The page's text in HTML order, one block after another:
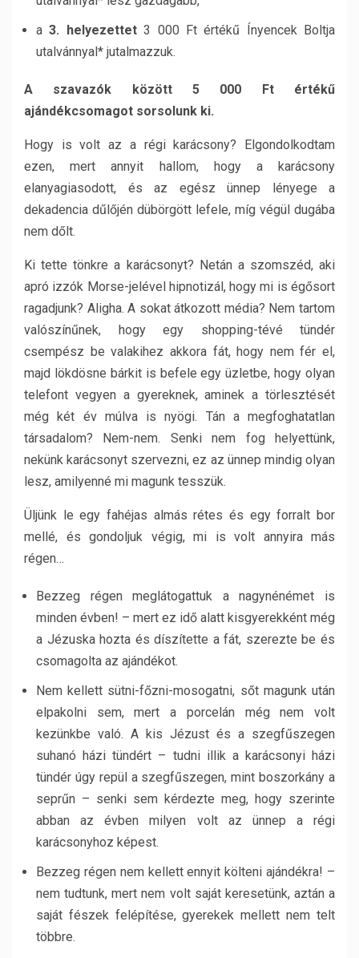
a3. helyezettet3 000 Ft értékű Ínyencek Boltja
utalvánnyal* jutalmazzuk.
A szavazók között 5 000 Ft értékű
ajándékcsomagot sorsolunk ki.
Hogy is volt az a régi karácsony? Elgondolkodtam
ezen, mert annyit hallom, hogy a karácsony
elanyagiasodott, és az egész ünnep lényege a
dekadencia dűlőjén dübörgött lefele, míg végül dugába
nem dőlt.
Ki tette tönkre a karácsonyt? Netán a szomszéd, aki
apró izzók Morse-jelével hipnotizál, hogy mi is égősort
ragadjunk? Aligha. A sokat átkozott média? Nem tartom
valószínűnek, hogy egy shopping-tévé tündér
csempész be valakihez akkora fát, hogy nem fér el,
majd lökdösne bárkit is befele egy üzletbe, hogy olyan
telefont vegyen a gyereknek, aminek a törlesztését
még két év múlva is nyögi. Tán a megfoghatatlan
társadalom? Nem-nem. Senki nem fog helyettünk,
nekünk karácsonyt szervezni, ez az ünnep mindig olyan
lesz, amilyenné mi magunk tesszük.
Üljünk le egy fahéjas almás rétes és egy forralt bor
mellé, és gondoljuk végig, mi is volt annyira más
régen…
Bezzeg régen meglátogattuk a nagynénémet is
minden évben! – mert ez idő alatt kisgyerekként még
a Jézuska hozta és díszítette a fát, szerezte be és
csomagolta az ajándékot.
Nem kellett sütni-főzni-mosogatni, sőt magunk után
elpakolni sem, mert a porcelán még nem volt
kezünkbe való. A kis Jézust és a szegfűszegen
suhanó házi tündért – tudni illik a karácsonyi házi
tündér úgy repül a szegfűszegen, mint boszorkány a
seprűn – senki sem kérdezte meg, hogy szerinte
abban az évben milyen volt az ünnep a régi
karácsonyhoz képest.
Bezzeg régen nem kellett ennyit költeni ajándékra! –
nem tudtunk, mert nem volt saját keresetünk, aztán a
saját fészek felépítése, gyerekek mellett nem telt
többre.